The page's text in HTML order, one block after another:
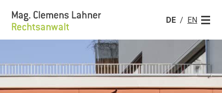
Mag. Clemens Lahner, Rechtsanwalt
DE / EN